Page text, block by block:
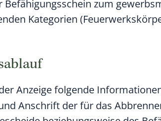
Befähigungsschein zum
Kategorien
Anzeige folgende
Anschrift der für das